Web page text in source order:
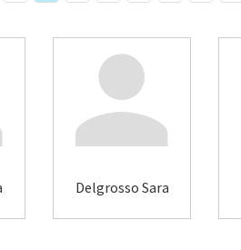
Delgrosso Sara